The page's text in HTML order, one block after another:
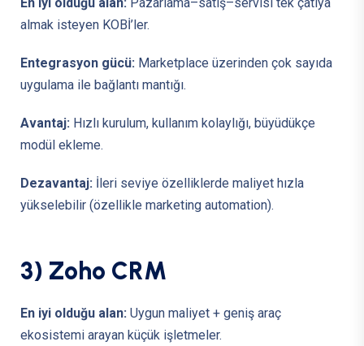
almak isteyen KOBİ’ler.
Entegrasyon gücü: Marketplace üzerinden çok sayıda
uygulama ile bağlantı mantığı.
Avantaj: Hızlı kurulum, kullanım kolaylığı, büyüdükçe
modül ekleme.
Dezavantaj: İleri seviye özelliklerde maliyet hızla
yükselebilir (özellikle marketing automation).
3) Zoho CRM
En iyi olduğu alan: Uygun maliyet + geniş araç
ekosistemi arayan küçük işletmeler.